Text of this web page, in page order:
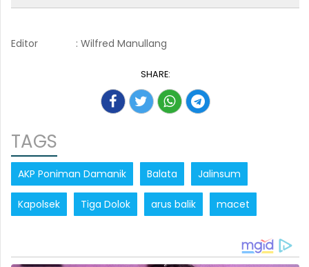
Editor : Wilfred Manullang
SHARE:
TAGS
AKP Poniman Damanik Balata Jalinsum
Kapolsek Tiga Dolok arus balik macet